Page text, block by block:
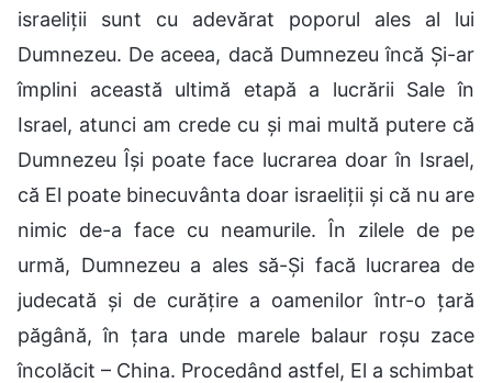
israeliții sunt cu adevărat poporul ales al lui
Dumnezeu. De aceea, dacă Dumnezeu încă Și-ar
împlini această ultimă etapă a lucrării Sale în
Israel, atunci am crede cu și mai multă putere că
Dumnezeu Își poate face lucrarea doar în Israel,
că El poate binecuvânta doar israeliții și că nu are
nimic de-a face cu neamurile. În zilele de pe
urmă, Dumnezeu a ales să-Și facă lucrarea de
judecată și de curățire a oamenilor într-o țară
păgână, în țara unde marele balaur roșu zace
încolăcit – China. Procedând astfel, El a schimbat